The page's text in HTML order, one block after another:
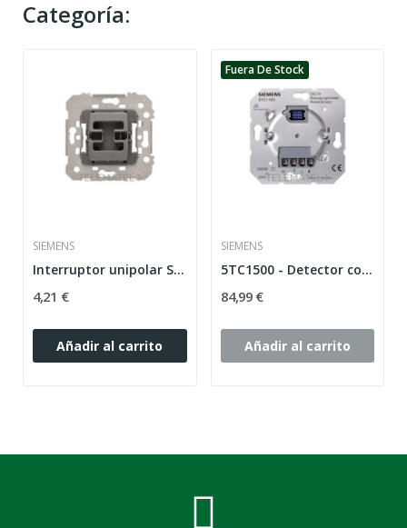
Categoría:
SIEMENS
Interruptor unipolar Siemens serie Delta Style...
4,21 €
Añadir al carrito
Fuera De Stock
SIEMENS
5TC1500 - Detector con relé para empotrar...
84,99 €
Añadir al carrito